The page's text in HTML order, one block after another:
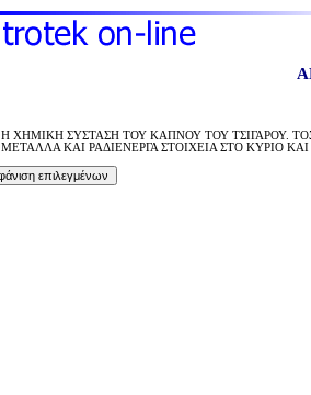
Η ΧΗΜΙΚΗ ΣΥΣΤΑΣΗ ΤΟΥ ΚΑΠΝΟΥ ΤΟΥ ΤΣΙΓΑΡΟΥ.
ΜΕΤΑΛΛΑ ΚΑΙ ΡΑΔΙΕΝΕΡΓΑ ΣΤΟΙΧΕΙΑ ΣΤΟ ΚΥΡΙΟ